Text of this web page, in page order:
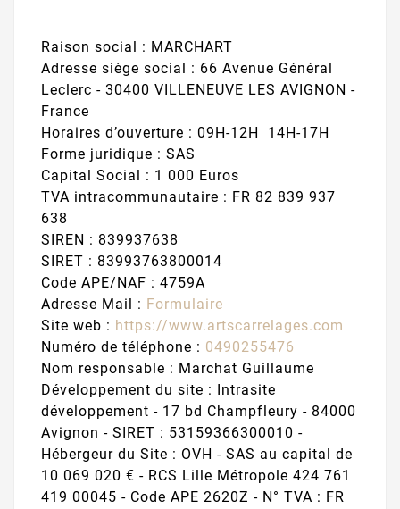
Raison social : MARCHART
Adresse siège social : 66 Avenue Général
Leclerc - 30400 VILLENEUVE LES AVIGNON -
France
Horaires d’ouverture : 09H-12H 14H-17H
Forme juridique : SAS
Capital Social : 1 000 Euros
TVA intracommunautaire : FR 82 839 937
638
SIREN : 839937638
SIRET : 83993763800014
Code APE/NAF : 4759A
Adresse Mail : Formulaire
Site web : https://www.artscarrelages.com
Numéro de téléphone : 0490255476
Nom responsable : Marchat Guillaume
Développement du site : Intrasite
développement - 17 bd Champfleury - 84000
Avignon - SIRET : 53159366300010 -
Hébergeur du Site : OVH - SAS au capital de
10 069 020 € - RCS Lille Métropole 424 761
419 00045 - Code APE 2620Z - N° TVA : FR